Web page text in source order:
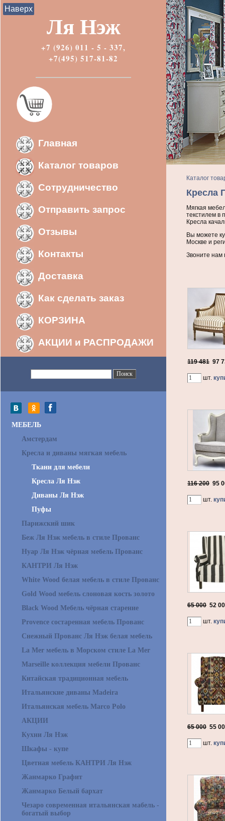
Ля Нэж
+7 (926) 011 - 5 - 337,
+7(495) 517-81-82
Главная
Каталог товаров
Сотрудничество
Отправить запрос
Отзывы
Контакты
Доставка
Как сделать заказ
КОРЗИНА
АКЦИИ и РАСПРОДАЖИ
МЕБЕЛЬ
Амстердам
Кресла и диваны мягкая мебель
Ткани для мебели
Кресла Ля Нэж
Диваны Ля Нэж
Пуфы
Парижский шик
Беж Ля Нэж мебель в стиле Прованс
Нуар Ля Нэж чёрная мебель Прованс
КАНТРИ Ля Нэж
White Wood белая мебель в стиле Прованс
Gold Wood мебель слоновая кость золото
Black Wood Мебель чёрная старение
Provence состаренная мебель Прованс
Снежный Прованс Ля Нэж белая мебель
La Mer мебель в Морском стиле La Mer
Marseille коллекция мебели Прованс
Китайская традиционная мебель
Итальянские диваны Madeira
Итальянская мебель Marco Polo
АКЦИИ
Кухни Ля Нэж
Шкафы - купе
Цветная мебель КАНТРИ Ля Нэж
Жанмарко Графит
Жанмарко Белый бархат
Чезаро современная итальянская мабель -
богатый выбор
Каталог
Кресла
Мягкая
текстилем в
Кресла
Вы можете
Москве и
Звоните нам
119 481 97
шт.
116 200 95
шт.
65 000 52
шт.
65 000 55
шт.
Наверх